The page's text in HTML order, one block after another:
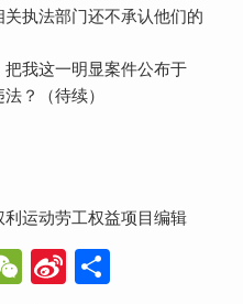
执法部门还不承认他们的
我这一明显案件公布于
？（待续）
运动劳工权益项目编辑
WeChat
Sina分